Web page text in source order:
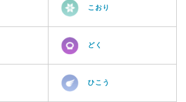
こおり
どく
ひこう